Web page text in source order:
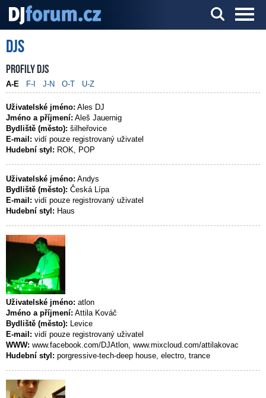
Server o DJ technice a DJingu
DJs
Profily DJs
A-E F-I J-N O-T U-Z
Uživatelské jméno: Ales DJ
Jméno a příjmení: Aleš Jauernig
Bydliště (město): šilheřovice
E-mail: vidí pouze registrovaný uživatel
Hudební styl: ROK, POP
Uživatelské jméno: Andys
Bydliště (město): Česká Lípa
E-mail: vidí pouze registrovaný uživatel
Hudební styl: Haus
Uživatelské jméno: atlon
Jméno a příjmení: Attila Kováč
Bydliště (město): Levice
E-mail: vidí pouze registrovaný uživatel
WWW: www.facebook.com/DJAtlon, www.mixcloud.com/attilakovac
Hudební styl: porgressive-tech-deep house, electro, trance